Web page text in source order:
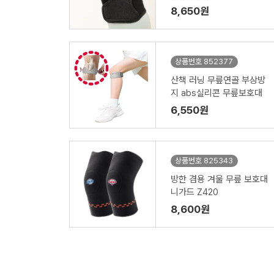
8,650원
상품번호 852377
산책 러닝 무릎연골 부상방
지 abs실리콘 무릎보호대
6,550원
상품번호 825343
방한 겸용 겨울 무릎 보호대
니가드 Z420
8,600원